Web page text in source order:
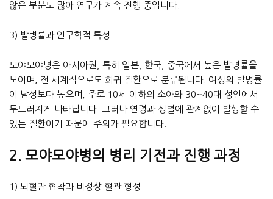
않은 부분도 많아 연구가 계속 진행 중입니다.
3) 발병률과 인구학적 특성
모야모야병은 아시아권, 특히 일본, 한국, 중국에서 높은 발병률을
보이며, 전 세계적으로도 희귀 질환으로 분류됩니다. 여성의 발병률
이 남성보다 높으며, 주로 10세 이하의 소아와 30~40대 성인에서
두드러지게 나타납니다. 그러나 연령과 성별에 관계없이 발생할 수
있는 질환이기 때문에 주의가 필요합니다.
2. 모야모야병의 병리 기전과 진행 과정
1) 뇌혈관 협착과 비정상 혈관 형성